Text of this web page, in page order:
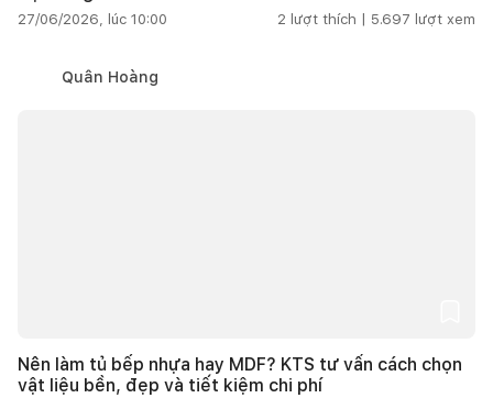
27/06/2026, lúc 10:00 2 lượt thích | 5.697 lượt xem
Quân Hoàng
Nên làm tủ bếp nhựa hay MDF? KTS tư vấn cách chọn
vật liệu bền, đẹp và tiết kiệm chi phí